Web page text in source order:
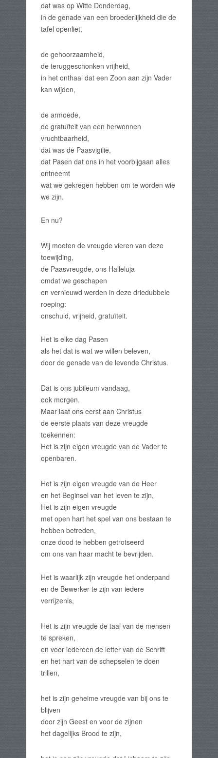
dat was op Witte Donderdag,
in de genade van een broederlijkheid die de
tafel openliet,
de gehoorzaamheid,
de teruggeschonken vrijheid,
in het onthaal dat een Zoon aan zijn Vader
kan wijden,
de armoede,
de gratuïteit van een herwonnen
vruchtbaarheid,
dat was de Paasvigilie,
dat Pasen dat ons in het voorbijgaan alles
ontneemt
wat we gekregen hebben om te worden wie
we zijn.
En nu?
Wij moeten de vreugde vieren van deze
toewijding,
de Paasvreugde, ons Halleluja
omdat we geschapen
en vernieuwd werden in deze driedubbele
roeping:
onschuld, vrijheid, gratuïteit.
Het is elke dag Pasen
als het dat is wat we willen beleven,
door de genade van de levende Christus.
Dat is ons jubileum vandaag,
ook morgen.
Maar laat ons eerst aan Christus
de eerste plaats van deze vreugde
toekennen:
Het is zijn eigen vreugde van de Vader te
openbaren.
Het is zijn eigen vreugde van de Heer
en het Beginsel van het leven te zijn,
Het is zijn eigen vreugde
met open hart het spel van ons bestaan te
hebben betreden,
onze dood te hebben getrotseerd
om ons van haar macht te bevrijden.
Het is waarlijk zijn vreugde het onderpand
en de Bewerker te zijn van iedere
verrijzenis,
Het is zijn vreugde de taal van de mensen
te spreken,
en voor iedereen de letter van de Schrift
en het hart van de schepselen te doen
trillen,
het is zijn geheime vreugde van bij ons te
blijven
door zijn Geest en voor de zijnen
het dagelijks Brood te zijn,